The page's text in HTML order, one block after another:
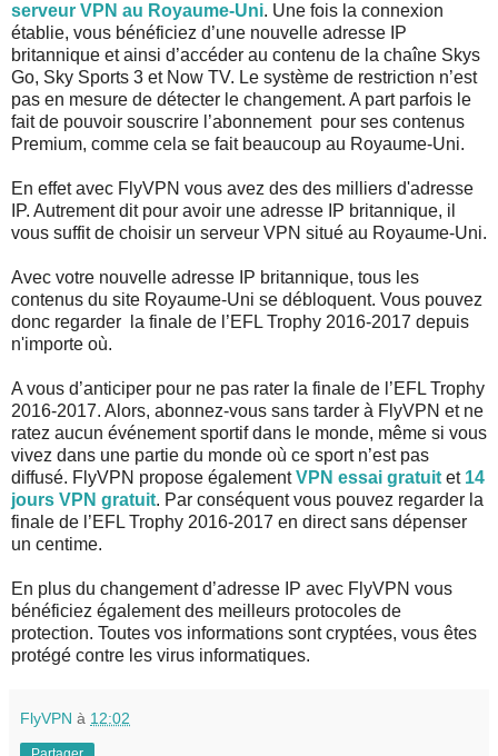
serveur VPN au Royaume-Uni. Une fois la connexion
établie, vous bénéficiez d’une nouvelle adresse IP
britannique et ainsi d’accéder au contenu de la chaîne Skys
Go, Sky Sports 3 et Now TV. Le système de restriction n’est
pas en mesure de détecter le changement. A part parfois le
fait de pouvoir souscrire l’abonnement pour ses contenus
Premium, comme cela se fait beaucoup au Royaume-Uni.
En effet avec FlyVPN vous avez des des milliers d'adresse
IP. Autrement dit pour avoir une adresse IP britannique, il
vous suffit de choisir un serveur VPN situé au Royaume-Uni.
Avec votre nouvelle adresse IP britannique, tous les
contenus du site Royaume-Uni se débloquent. Vous pouvez
donc regarder la finale de l’EFL Trophy 2016-2017 depuis
n'importe où.
A vous d’anticiper pour ne pas rater la finale de l’EFL Trophy
2016-2017. Alors, abonnez-vous sans tarder à FlyVPN et ne
ratez aucun événement sportif dans le monde, même si vous
vivez dans une partie du monde où ce sport n’est pas
diffusé. FlyVPN propose égalementVPN essai gratuitet 14
jours VPN gratuit. Par conséquent vous pouvez regarder la
finale de l’EFL Trophy 2016-2017 en direct sans dépenser
un centime.
En plus du changement d’adresse IP avec FlyVPN vous
bénéficiez également des meilleurs protocoles de
protection. Toutes vos informations sont cryptées, vous êtes
protégé contre les virus informatiques.
FlyVPN à 12:02